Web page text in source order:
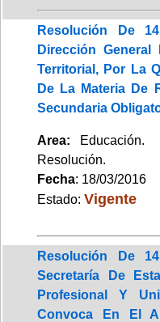
Resolución De
Dirección
Territorial, Por La
De La Materia De
Secundaria
Area:
Resolución.
Fecha: 18/03/2016
Estado: Vigente
Resolución De
Secretaría De
Profesional Y
Convoca En El